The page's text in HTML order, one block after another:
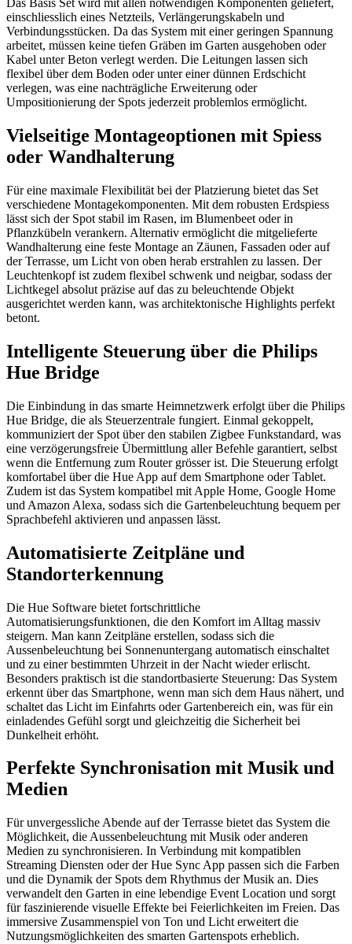
Das Basis Set wird mit allen notwendigen Komponenten geliefert,
einschliesslich eines Netzteils, Verlängerungskabeln und
Verbindungsstücken. Da das System mit einer geringen Spannung
arbeitet, müssen keine tiefen Gräben im Garten ausgehoben oder
Kabel unter Beton verlegt werden. Die Leitungen lassen sich
flexibel über dem Boden oder unter einer dünnen Erdschicht
verlegen, was eine nachträgliche Erweiterung oder
Umpositionierung der Spots jederzeit problemlos ermöglicht.
Vielseitige Montageoptionen mit Spiess
oder Wandhalterung
Für eine maximale Flexibilität bei der Platzierung bietet das Set
verschiedene Montagekomponenten. Mit dem robusten Erdspiess
lässt sich der Spot stabil im Rasen, im Blumenbeet oder in
Pflanzkübeln verankern. Alternativ ermöglicht die mitgelieferte
Wandhalterung eine feste Montage an Zäunen, Fassaden oder auf
der Terrasse, um Licht von oben herab erstrahlen zu lassen. Der
Leuchtenkopf ist zudem flexibel schwenk und neigbar, sodass der
Lichtkegel absolut präzise auf das zu beleuchtende Objekt
ausgerichtet werden kann, was architektonische Highlights perfekt
betont.
Intelligente Steuerung über die Philips
Hue Bridge
Die Einbindung in das smarte Heimnetzwerk erfolgt über die Philips
Hue Bridge, die als Steuerzentrale fungiert. Einmal gekoppelt,
kommuniziert der Spot über den stabilen Zigbee Funkstandard, was
eine verzögerungsfreie Übermittlung aller Befehle garantiert, selbst
wenn die Entfernung zum Router grösser ist. Die Steuerung erfolgt
komfortabel über die Hue App auf dem Smartphone oder Tablet.
Zudem ist das System kompatibel mit Apple Home, Google Home
und Amazon Alexa, sodass sich die Gartenbeleuchtung bequem per
Sprachbefehl aktivieren und anpassen lässt.
Automatisierte Zeitpläne und
Standorterkennung
Die Hue Software bietet fortschrittliche
Automatisierungsfunktionen, die den Komfort im Alltag massiv
steigern. Man kann Zeitpläne erstellen, sodass sich die
Aussenbeleuchtung bei Sonnenuntergang automatisch einschaltet
und zu einer bestimmten Uhrzeit in der Nacht wieder erlischt.
Besonders praktisch ist die standortbasierte Steuerung: Das System
erkennt über das Smartphone, wenn man sich dem Haus nähert, und
schaltet das Licht im Einfahrts oder Gartenbereich ein, was für ein
einladendes Gefühl sorgt und gleichzeitig die Sicherheit bei
Dunkelheit erhöht.
Perfekte Synchronisation mit Musik und
Medien
Für unvergessliche Abende auf der Terrasse bietet das System die
Möglichkeit, die Aussenbeleuchtung mit Musik oder anderen
Medien zu synchronisieren. In Verbindung mit kompatiblen
Streaming Diensten oder der Hue Sync App passen sich die Farben
und die Dynamik der Spots dem Rhythmus der Musik an. Dies
verwandelt den Garten in eine lebendige Event Location und sorgt
für faszinierende visuelle Effekte bei Feierlichkeiten im Freien. Das
immersive Zusammenspiel von Ton und Licht erweitert die
Nutzungsmöglichkeiten des smarten Gartenspots erheblich.